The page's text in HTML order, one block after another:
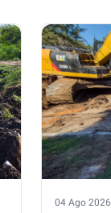
04 Ago 2026